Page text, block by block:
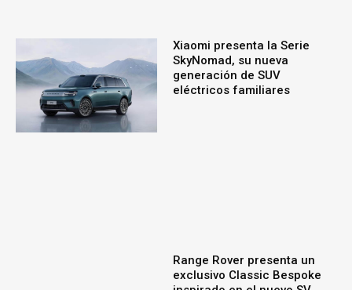
Xiaomi presenta la Serie
SkyNomad, su nueva
generación de SUV
eléctricos familiares
Range Rover presenta un
exclusivo Classic Bespoke